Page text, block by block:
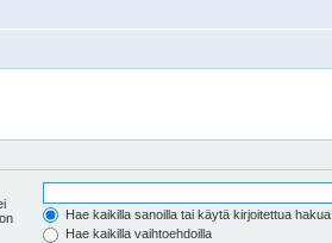
Hae kaikilla sanoilla tai käytä kirjoitettua hakua
Hae kaikilla vaihtoehdoilla